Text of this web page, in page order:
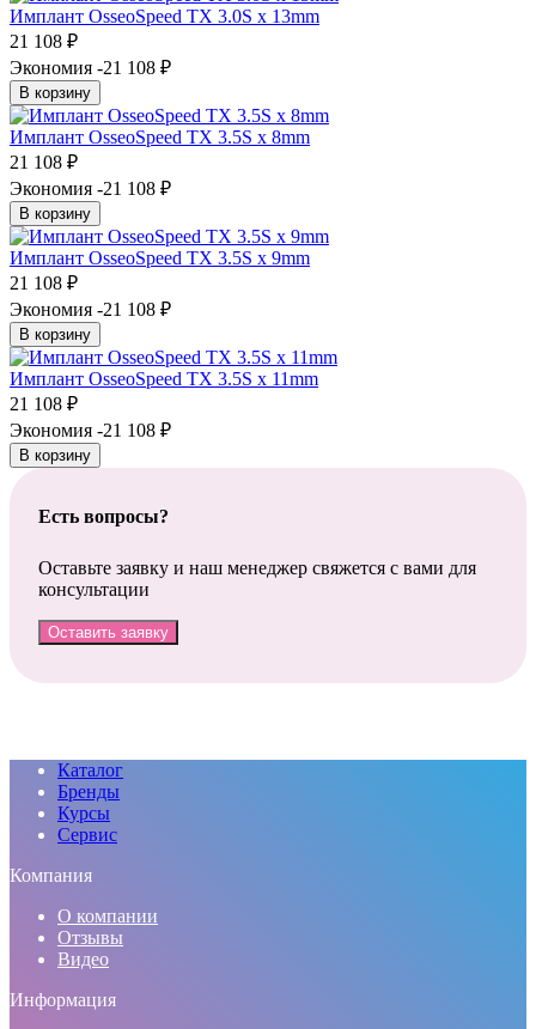
Имплант OsseoSpeed TX 3.0S х 13mm
21 108 ₽
Экономия -21 108 ₽
В корзину
Имплант OsseoSpeed TX 3.5S х 8mm
21 108 ₽
Экономия -21 108 ₽
В корзину
Имплант OsseoSpeed TX 3.5S х 9mm
21 108 ₽
Экономия -21 108 ₽
В корзину
Имплант OsseoSpeed TX 3.5S х 11mm
21 108 ₽
Экономия -21 108 ₽
В корзину
Есть вопросы?
Оставьте заявку и наш менеджер свяжется с вами для
консультации
Оставить заявку
Каталог
Бренды
Курсы
Сервис
Компания
О компании
Отзывы
Видео
Информация